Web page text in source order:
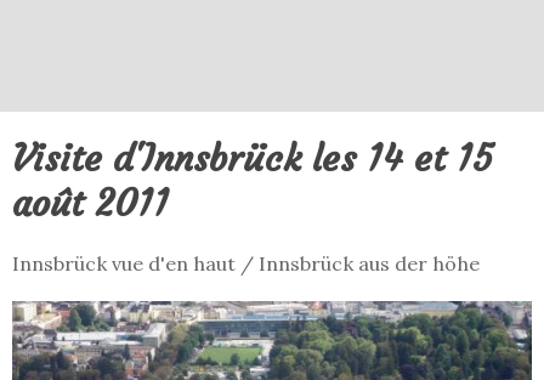
Visite d'Innsbrück les 14 et 15
août 2011
Innsbrück vue d'en haut / Innsbrück aus der höhe